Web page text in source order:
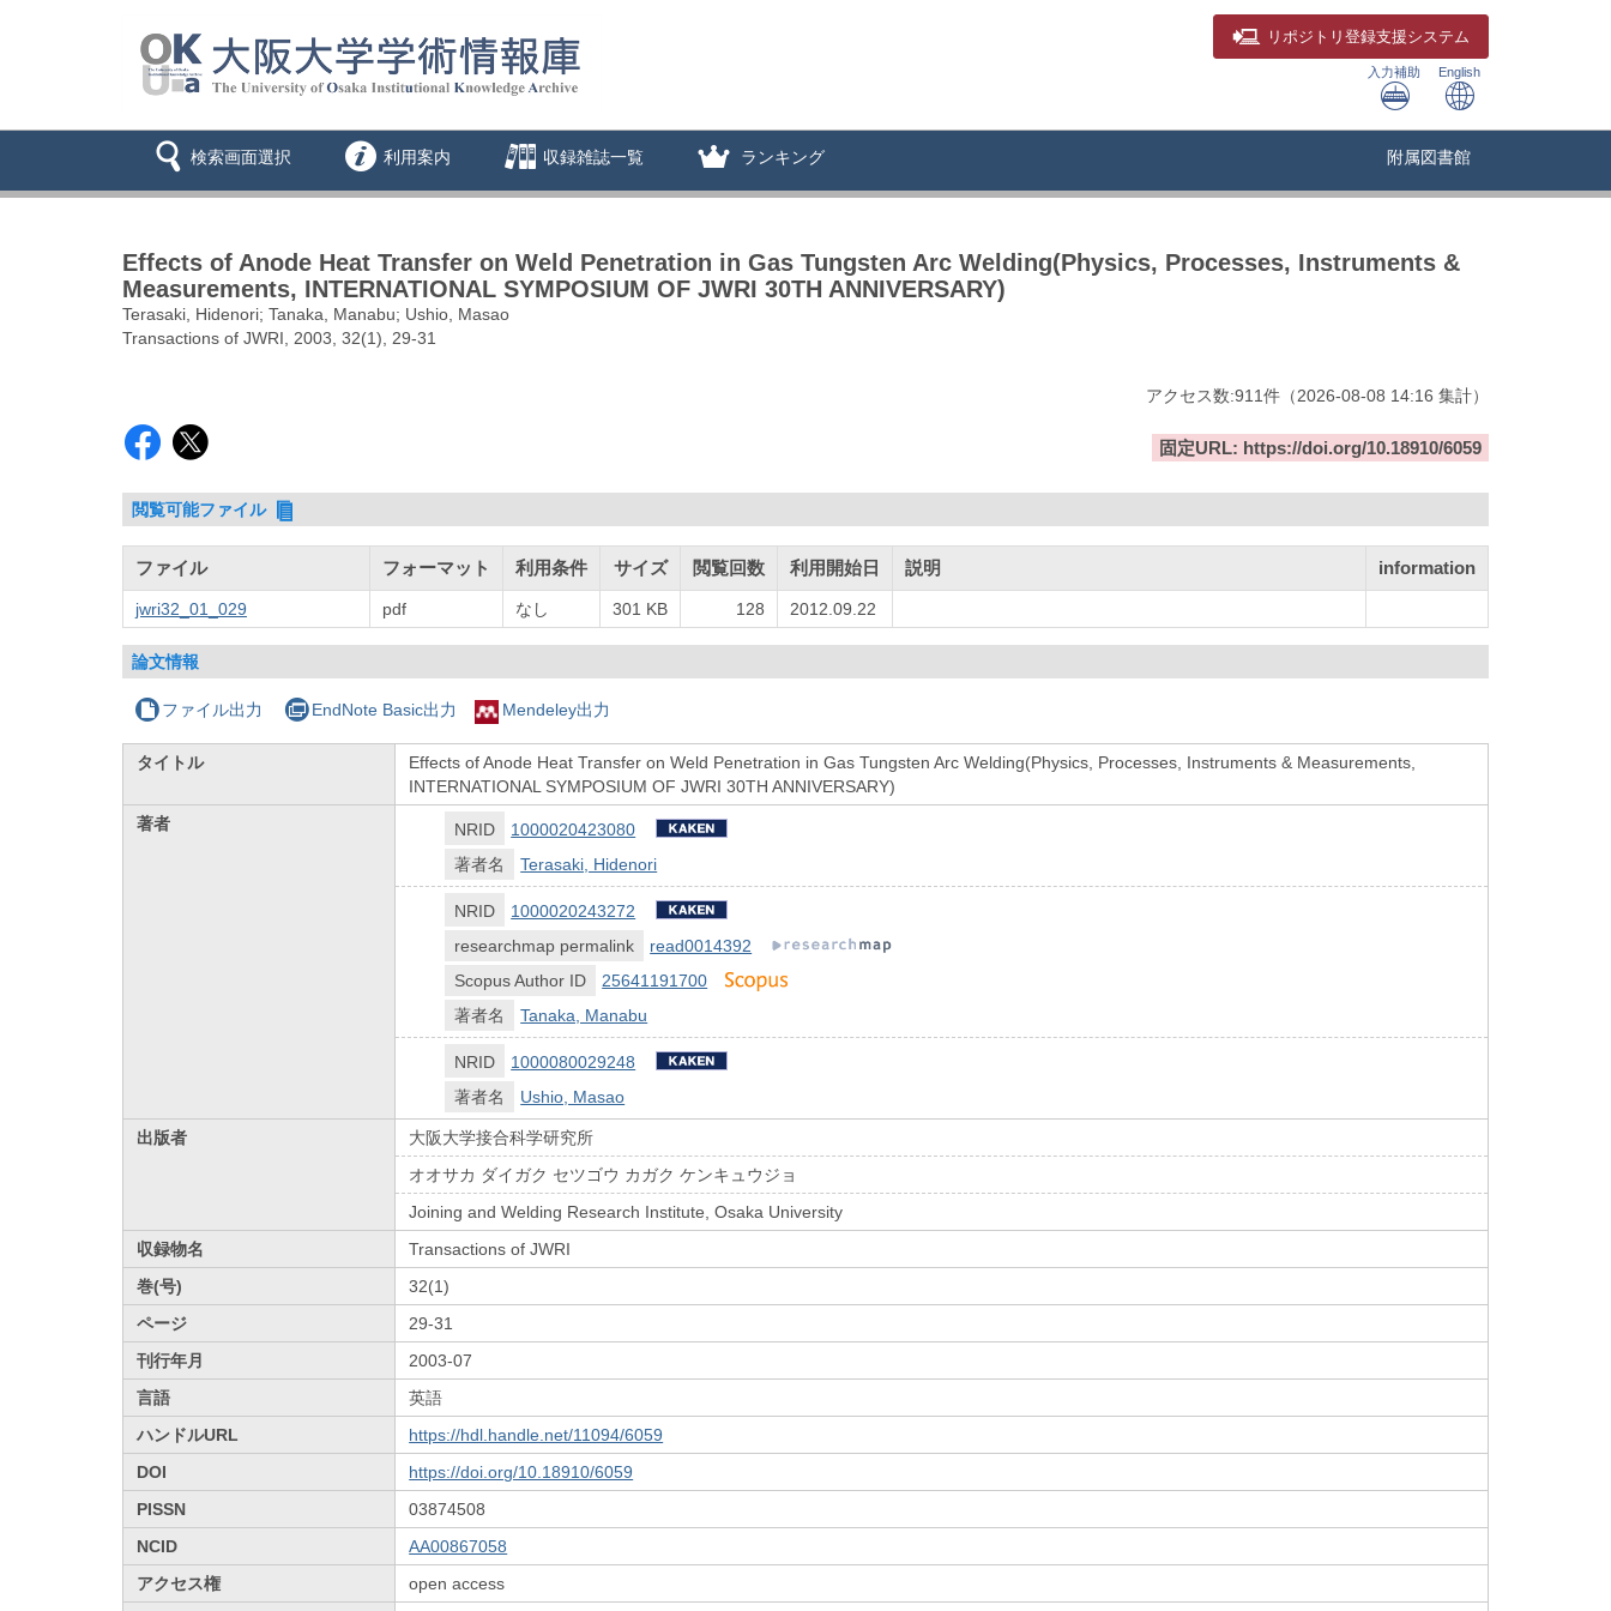
リポジトリ 登録支援システム
入力補助 English
検索画面選択 利用案内 収録雑誌一覧 ランキング 附属図書館
Effects of Anode Heat Transfer on Weld Penetration in Gas Tungsten Arc Welding(Physics, Processes, Instruments &
Measurements, INTERNATIONAL SYMPOSIUM OF JWRI 30TH ANNIVERSARY)
Terasaki, Hidenori; Tanaka, Manabu; Ushio, Masao
Transactions of JWRI, 2003, 32(1), 29-31
アクセス数:911件 （2026-08-08 14:16 集計）
固定URL: https://doi.org/10.18910/6059
閲覧可能ファイル
ファイル フォーマット 利用条件 サイズ 閲覧回数 利用開始日 説明 information
jwri32_01_029 pdf なし 301 KB 128 2012.09.22
論文情報
ファイル出力 EndNote Basic出力 Mendeley出力
タイトル
Effects of Anode Heat Transfer on Weld Penetration in Gas Tungsten Arc Welding(Physics, Processes, Instruments & Measurements,
INTERNATIONAL SYMPOSIUM OF JWRI 30TH ANNIVERSARY)
著者
NRID
1000020423080
著者名
Terasaki, Hidenori
NRID
1000020243272
researchmap permalink
read0014392
Scopus Author ID
25641191700
著者名
Tanaka, Manabu
NRID
1000080029248
著者名
Ushio, Masao
出版者
大阪大学接合科学研究所
オオサカ ダイガク セツゴウ カガク ケンキュウジョ
Joining and Welding Research Institute, Osaka University
収録物名
Transactions of JWRI
巻(号)
32(1)
ページ
29-31
刊行年月
2003-07
言語
英語
ハンドルURL
https://hdl.handle.net/11094/6059
DOI
https://doi.org/10.18910/6059
PISSN
03874508
NCID
AA00867058
アクセス権
open access